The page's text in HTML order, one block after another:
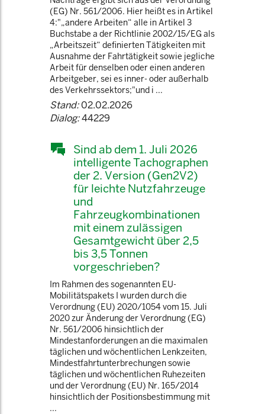
(EG) Nr. 561/2006. Hier heißt es in Artikel
4:"„andere Arbeiten“ alle in Artikel 3
Buchstabe a der Richtlinie 2002/15/EG als
„Arbeitszeit“ definierten Tätigkeiten mit
Ausnahme der Fahrtätigkeit sowie jegliche
Arbeit für denselben oder einen anderen
Arbeitgeber, sei es inner- oder außerhalb
des Verkehrssektors;"und i ...
Stand:02.02.2026
Dialog:44229
Sind ab dem 1. Juli 2026
intelligente Tachographen
der 2. Version (Gen2V2)
für leichte Nutzfahrzeuge
und
Fahrzeugkombinationen
mit einem zulässigen
Gesamtgewicht über 2,5
bis 3,5 Tonnen
vorgeschrieben?
Im Rahmen des sogenannten EU-
Mobilitätspakets I wurden durch die
Verordnung (EU) 2020/1054 vom 15. Juli
2020 zur Änderung der Verordnung (EG)
Nr. 561/2006 hinsichtlich der
Mindestanforderungen an die maximalen
täglichen und wöchentlichen Lenkzeiten,
Mindestfahrtunterbrechungen sowie
täglichen und wöchentlichen Ruhezeiten
und der Verordnung (EU) Nr. 165/2014
hinsichtlich der Positionsbestimmung mit
...